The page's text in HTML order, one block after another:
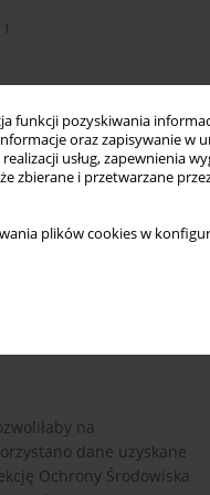
funkcji pozyskiwania
oraz zapisywanie w
usług, zapewnienia
zbierane i przetwarzane
plików cookies w
1
na
dane uzyskane
Ochrony Środowiska